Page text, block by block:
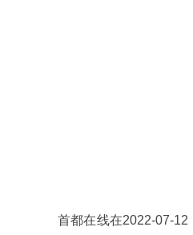
首都在线在2022-07-